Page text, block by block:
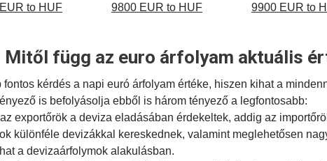
to HUF 9800 EUR to HUF 9900 EUR to
Mitől függ az euro árfolyam aktuális
kérdés a napi euró árfolyam értéke, hiszen kihat a
is befolyásolja ebből is három tényező a legfontosabb:
exportőrök a deviza eladásában érdekeltek, addig az
különféle devizákkal kereskednek, valamint meglehetősen
a devizaárfolymok alakulásban.